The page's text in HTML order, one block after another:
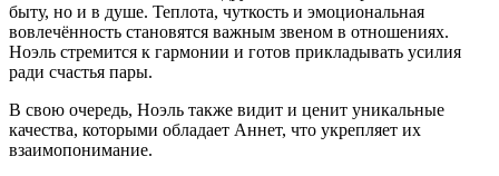
быту, но и в душе. Теплота, чуткость и эмоциональная
вовлечённость становятся важным звеном в отношениях.
Ноэль стремится к гармонии и готов прикладывать усилия
ради счастья пары.
В свою очередь, Ноэль также видит и ценит уникальные
качества, которыми обладает Аннет, что укрепляет их
взаимопонимание.